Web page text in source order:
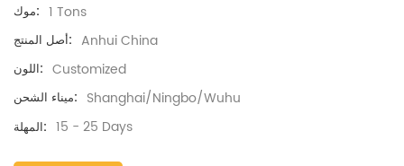
موك: 1 Tons
أصل المنتج: Anhui China
اللون: Customized
ميناء الشحن: Shanghai/Ningbo/Wuhu
المهلة: 15 - 25 Days